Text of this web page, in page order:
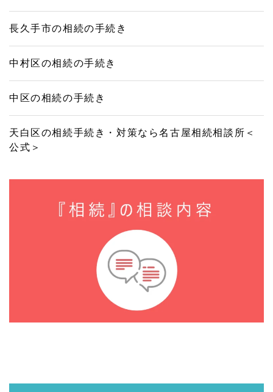
長久手市の相続の手続き
中村区の相続の手続き
中区の相続の手続き
天白区の相続手続き・対策なら名古屋相続相談所＜
公式＞